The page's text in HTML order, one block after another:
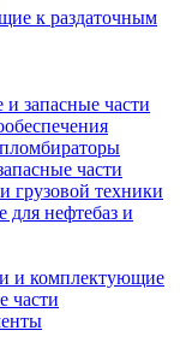
к раздаточным
запасные части
части
грузовой техники
для нефтебаз и
и комплектующие
части